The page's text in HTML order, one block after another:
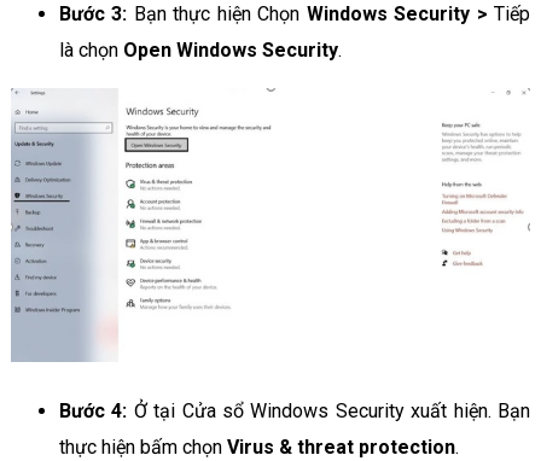
Bước 3: Bạn thực hiện Chọn Windows Security >Tiếp
là chọn Open Windows Security.
Bước 4: Ở tại Cửa sổ Windows Security xuất hiện. Bạn
thực hiện bấm chọn Virus & threat protection.